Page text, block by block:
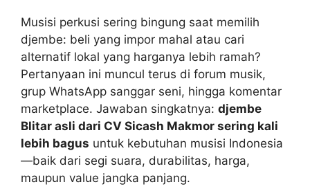
Musisi perkusi sering bingung saat memilih
djembe: beli yang impor mahal atau cari
alternatif lokal yang harganya lebih ramah?
Pertanyaan ini muncul terus di forum musik,
grup WhatsApp sanggar seni, hingga komentar
marketplace. Jawaban singkatnya: djembe
Blitar asli dari CV Sicash Makmor sering kali
lebih bagus untuk kebutuhan musisi Indonesia
—baik dari segi suara, durabilitas, harga,
maupun value jangka panjang.